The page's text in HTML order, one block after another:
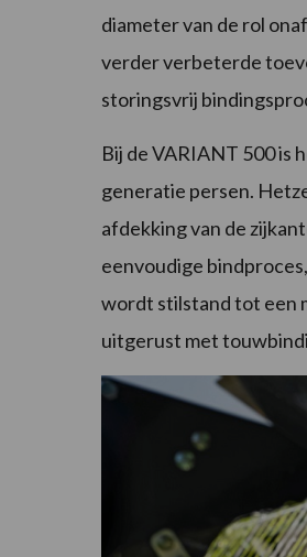
diameter van de rol
verder verbeterde
storingsvrij
Bij de VARIANT 500 is
generatie persen.
afdekking van de
eenvoudige
wordt stilstand tot een
uitgerust met